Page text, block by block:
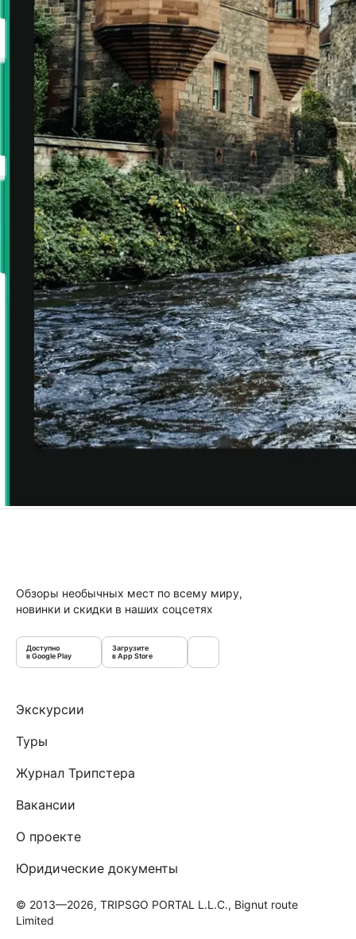
Обзоры необычных мест по всему миру,
новинки и скидки в наших соцсетях
Доступно
в Google Play
Загрузите
в App Store
Экскурсии
Туры
Журнал Трипстера
Вакансии
О проекте
Юридические документы
© 2013—2026, TRIPSGO PORTAL L.L.C., Bignut route
Limited